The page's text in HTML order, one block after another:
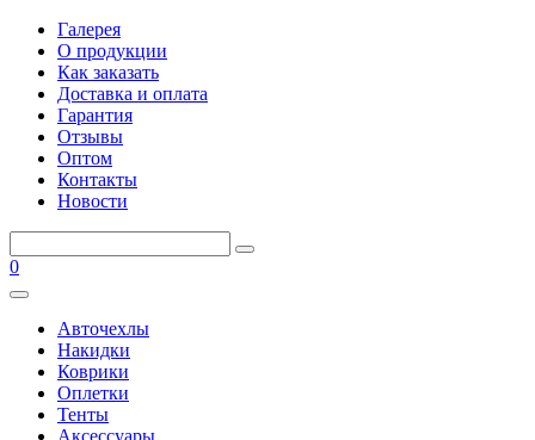
Галерея
О продукции
Как заказать
Доставка и оплата
Гарантия
Отзывы
Оптом
Контакты
Новости
0
Авточехлы
Накидки
Коврики
Оплетки
Тенты
Аксессуары